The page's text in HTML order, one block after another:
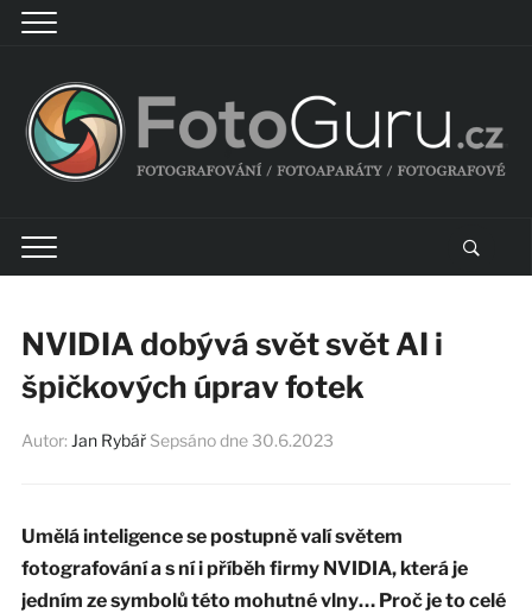
NVIDIA dobývá svět svět AI i
špičkových úprav fotek
Autor: Jan Rybář Sepsáno dne 30.6.2023
Umělá inteligence se postupně valí světem
fotografování a s ní i příběh firmy NVIDIA, která je
jedním ze symbolů této mohutné vlny… Proč je to celé